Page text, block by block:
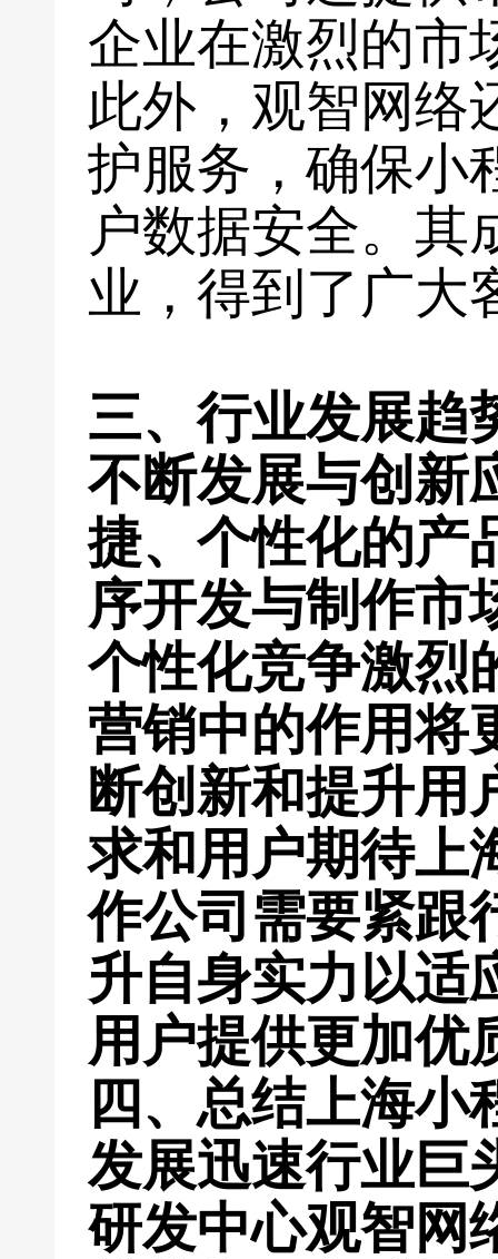
企业在激烈的市
此外，观智网络
护服务，确保小
户数据安全。其
业，得到了广大
三、行业发展趋
不断发展与创新
捷、个性化的产
序开发与制作市
个性化竞争激烈
营销中的作用将
断创新和提升用
求和用户期待上
作公司需要紧跟
升自身实力以适
用户提供更加优
四、总结上海小
发展迅速行业巨
研发中心观智网